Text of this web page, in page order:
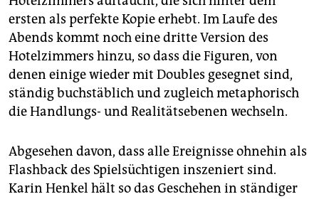
ersten als perfekte Kopie erhebt. Im Laufe des
Abends kommt noch eine dritte Version des
Hotelzimmers hinzu, so dass die Figuren, von
denen einige wieder mit Doubles gesegnet sind,
ständig buchstäblich und zugleich metaphorisch
die Handlungs- und Realitätsebenen wechseln.
Abgesehen davon, dass alle Ereignisse ohnehin als
Flashback des Spielsüchtigen inszeniert sind.
Karin Henkel hält so das Geschehen in ständiger